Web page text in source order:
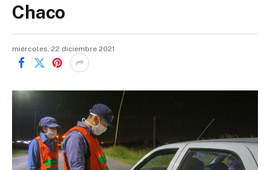
Chaco
miércoles, 22 diciembre 2021